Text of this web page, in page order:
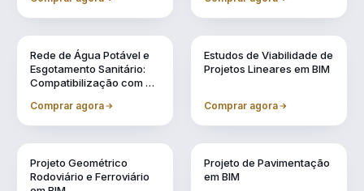
Rede de Água Potável e
Esgotamento Sanitário:
Compatibilização com a
Comprar agora
Estudos de Viabilidade de
Projetos Lineares em BIM
Comprar agora
Projeto Geométrico
Rodoviário e Ferroviário
Projeto de Pavimentação
em BIM